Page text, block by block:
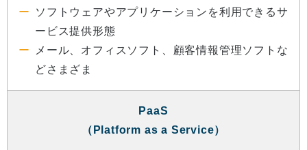
ソフトウェアやアプリケーションを利用できるサ
ービス提供形態
メール、オフィスソフト、顧客情報管理ソフトな
どさまざま
PaaS
（Platform as a Service）